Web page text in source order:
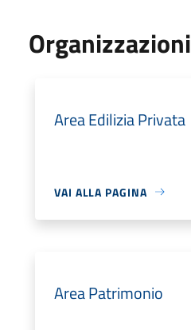
Organizzazioni
Area Edilizia Privata
VAI ALLA PAGINA
Area Patrimonio